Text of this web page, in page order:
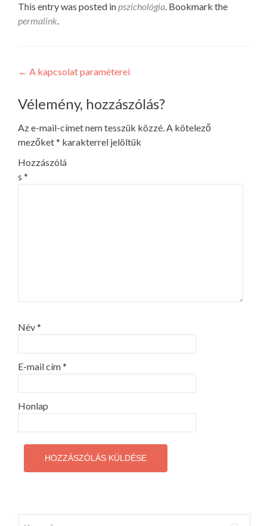
This entry was posted inpszichológia. Bookmark the
permalink.
Bejegyzés
navigáció
← A kapcsolat paraméterei
Vélemény, hozzászólás?
Az e-mail-címet nem tesszük közzé.A kötelező
mezőket* karakterrel jelöltük
Hozzászólá
s *
Név*
E-mail cím*
Honlap